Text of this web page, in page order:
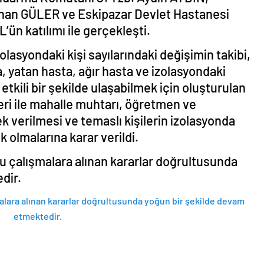
GÜLER ve Eskipazar Devlet Hastanesi
katılımı ile gerçekleşti.
kişi sayılarındaki değişimin takibi,
yatan hasta, ağır hasta ve izolasyondaki
etkili bir şekilde ulaşabilmek için oluşturulan
ile mahalle muhtarı, öğretmen ve
verilmesi ve temaslı kişilerin izolasyonda
olmalarına karar verildi.
çalışmalara alınan kararlar doğrultusunda
alınan kararlar doğrultusunda yoğun bir şekilde devam
etmektedir.